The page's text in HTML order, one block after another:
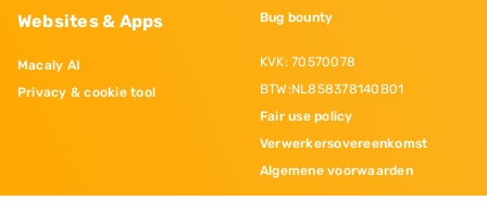
Websites & Apps
Macaly AI
Privacy & cookie tool
Bug bounty
KVK: 70570078
BTW:NL858378140B01
Fair use policy
Verwerkersovereenkomst
Algemene voorwaarden